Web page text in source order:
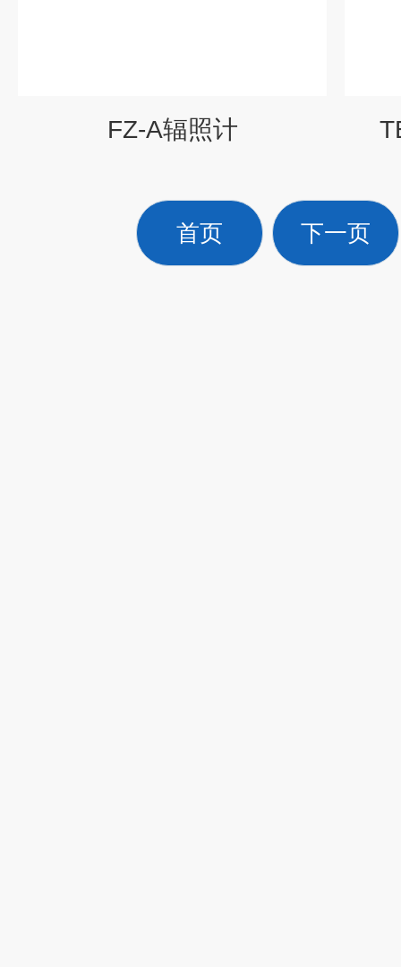
FZ-A辐照计
首页 下一页